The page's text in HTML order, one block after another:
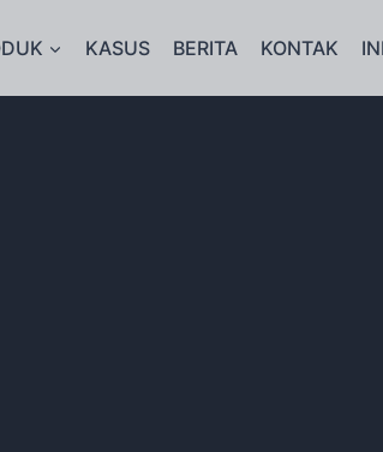
KASUS BERITA KONTAK